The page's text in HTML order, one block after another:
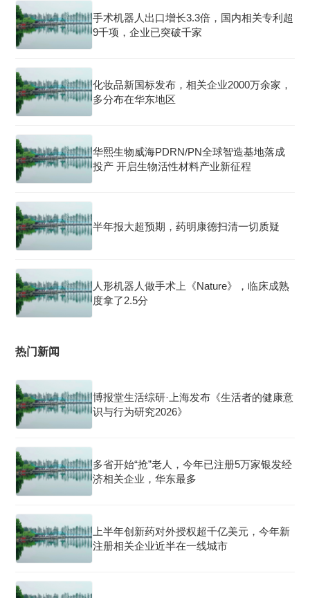
手术机器人出口增长3.3倍，国内相关专利超
9千项，企业已突破千家
化妆品新国标发布，相关企业2000万余家，
多分布在华东地区
华熙生物威海PDRN/PN全球智造基地落成
投产 开启生物活性材料产业新征程
半年报大超预期，药明康德扫清一切质疑
人形机器人做手术上《Nature》，临床成熟
度拿了2.5分
热门新闻
博报堂生活综研·上海发布《生活者的健康意
识与行为研究2026》
多省开始“抢”老人，今年已注册5万家银发经
济相关企业，华东最多
上半年创新药对外授权超千亿美元，今年新
注册相关企业近半在一线城市